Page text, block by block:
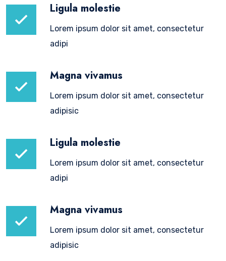
Ligula molestie
Lorem ipsum dolor sit amet, consectetur
adipi
Magna vivamus
Lorem ipsum dolor sit amet, consectetur
adipisic
Ligula molestie
Lorem ipsum dolor sit amet, consectetur
adipi
Magna vivamus
Lorem ipsum dolor sit amet, consectetur
adipisic